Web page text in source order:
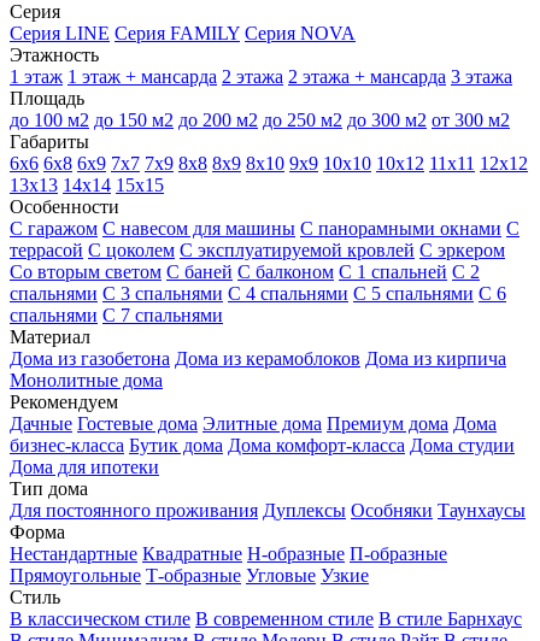
Серия
Серия LINE Серия FAMILY Серия NOVA
Этажность
1 этаж 1 этаж + мансарда 2 этажа 2 этажа + мансарда 3 этажа
Площадь
до 100 м2 до 150 м2 до 200 м2 до 250 м2 до 300 м2 от 300 м2
Габариты
6х6 6х8 6х9 7х7 7х9 8х8 8х9 8х10 9х9 10х10 10х12 11х11 12х12
13х13 14х14 15х15
Особенности
С гаражом С навесом для машины С панорамными окнами С
террасой С цоколем С эксплуатируемой кровлей С эркером
Со вторым светом С баней С балконом С 1 спальней С 2
спальнями С 3 спальнями С 4 спальнями С 5 спальнями С 6
спальнями С 7 спальнями
Материал
Дома из газобетона Дома из керамоблоков Дома из кирпича
Монолитные дома
Рекомендуем
Дачные Гостевые дома Элитные дома Премиум дома Дома
бизнес-класса Бутик дома Дома комфорт-класса Дома студии
Дома для ипотеки
Тип дома
Для постоянного проживания Дуплексы Особняки Таунхаусы
Форма
Нестандартные Квадратные Н-образные П-образные
Прямоугольные Т-образные Угловые Узкие
Стиль
В классическом стиле В современном стиле В стиле Барнхаус